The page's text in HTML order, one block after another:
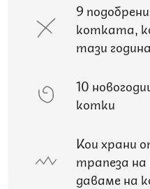
9
котката,
тази година
10
котки
Кои храни
трапеза
даваме на